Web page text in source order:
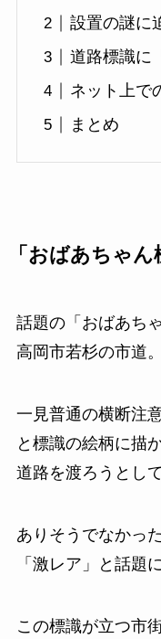
設置の謎に
道路標識に
ネット上で
まとめ
「おばあちゃ
話題の「おばあち
高岡市若杉の市道。
一見普通の横断注
と標識の絵柄に描
道路を渡ろうとし
ありそうでなかっ
「激レア」と話題
この標識が立つ市